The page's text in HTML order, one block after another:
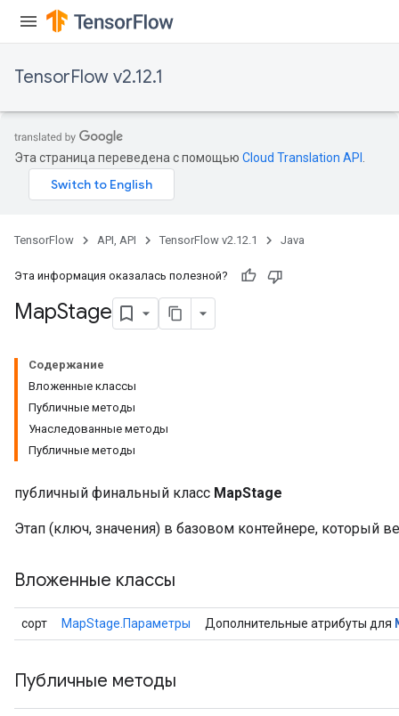
TensorFlow v2.12.1
Эта страница переведена с помощью Cloud Translation API
TensorFlow API, API TensorFlow v2.12.1 Java
Эта информация оказалась полезной?
MapStage
Содержание
Вложенные классы
Публичные методы
Унаследованные методы
Публичные методы
публичный финальный класс MapStage
Этап (ключ, значения) в базовом контейнере, который
Вложенные классы
сорт MapStage.Параметры Дополнительные атрибуты для
Публичные методы